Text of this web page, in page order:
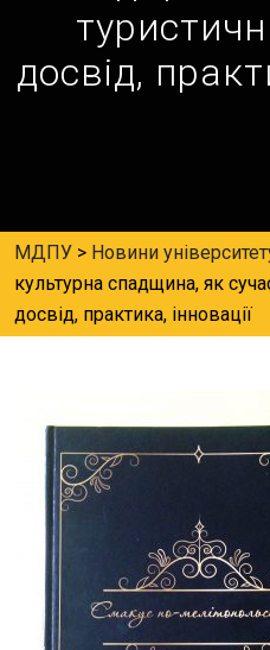
досвід,
МДПУ > Новини
культурна спадщина, як
досвід, практика, інновації